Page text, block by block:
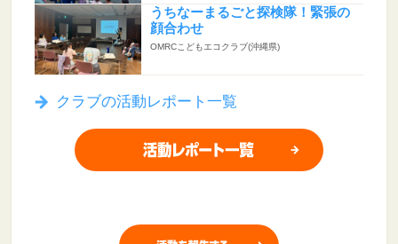
うちなーまるごと探検隊！緊張の
顔合わせ
OMRCこどもエコクラブ(沖縄県)
クラブの活動レポート一覧